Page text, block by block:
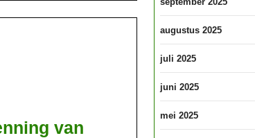
van
augustus 2025
juli 2025
juni 2025
mei 2025